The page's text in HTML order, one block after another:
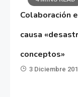
Colaboración
causa
conceptos»
3 Diciembre